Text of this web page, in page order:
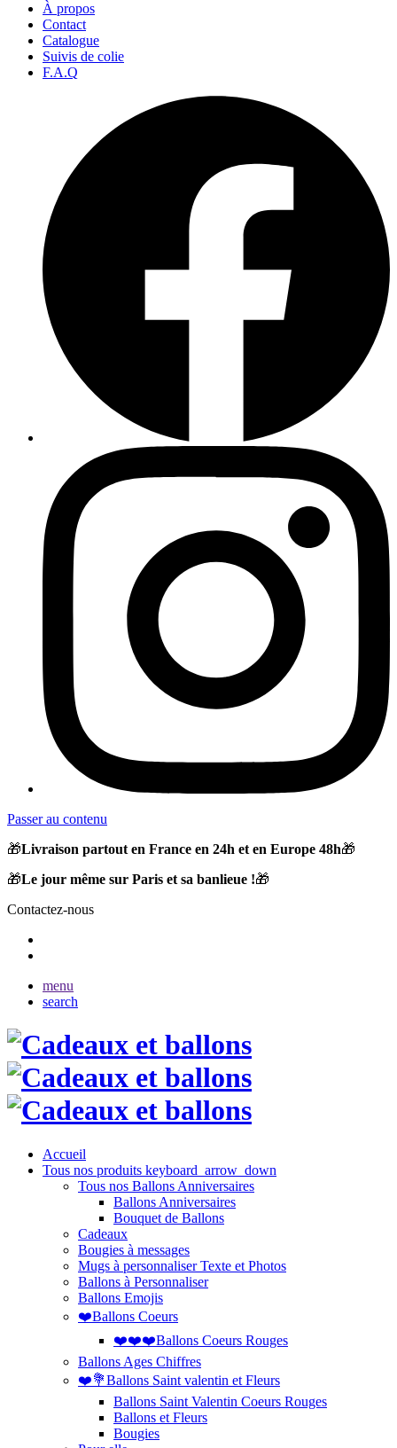
À propos
Contact
Catalogue
Suivis de colie
F.A.Q
Passer au contenu
🎁Livraison partout en France en 24h et en Europe 48h🎁
🎁Le jour même sur Paris et sa banlieue !🎁
Contactez-nous
menu
search
Accueil
Tous nos produits keyboard_arrow_down
Tous nos Ballons Anniversaires
Ballons Anniversaires
Bouquet de Ballons
Cadeaux
Bougies à messages
Mugs à personnaliser Texte et Photos
Ballons à Personnaliser
Ballons Emojis
❤️Ballons Coeurs
❤️❤️❤️Ballons Coeurs Rouges
Ballons Ages Chiffres
❤️💐Ballons Saint valentin et Fleurs
Ballons Saint Valentin Coeurs Rouges
Ballons et Fleurs
Bougies